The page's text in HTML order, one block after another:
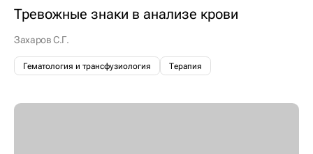
Тревожные знаки в анализе крови
Захаров С.Г.
Гематология и трансфузиология Терапия